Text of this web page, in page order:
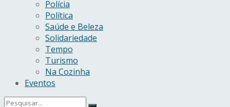
Polícia
Política
Saúde e Beleza
Solidariedade
Tempo
Turismo
Na Cozinha
Eventos